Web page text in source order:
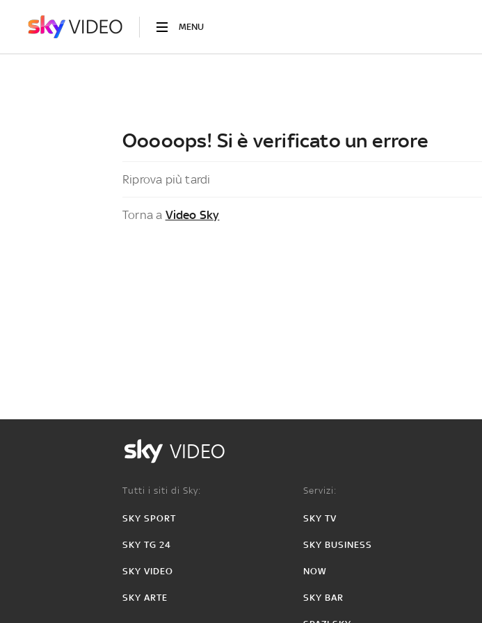
MENU
Ooooops! Si è verificato un errore
Riprova più tardi
Torna a Video Sky
VIDEO
Tutti i siti di Sky:
SKY SPORT
SKY TG 24
SKY VIDEO
SKY ARTE
Servizi:
SKY TV
SKY BUSINESS
NOW
SKY BAR